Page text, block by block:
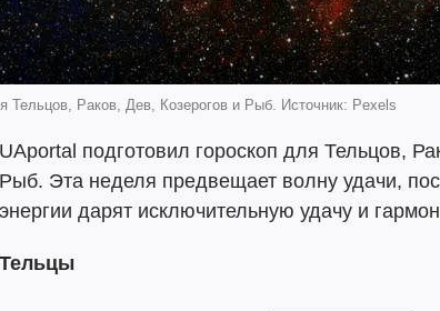
Тельцов, Раков, Дев, Козерогов и Рыб. Источник: Pexels
UAportal подготовил гороскоп для Тельцов,
Рыб. Эта неделя предвещает волну удачи,
энергии дарят исключительную удачу и
Тельцы